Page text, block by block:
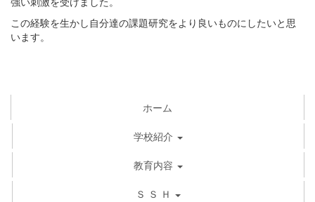
この経験を生かし自分達の課題研究をより良いものにしたいと思
います。
ホーム
学校紹介
教育内容
Ｓ Ｓ Ｈ